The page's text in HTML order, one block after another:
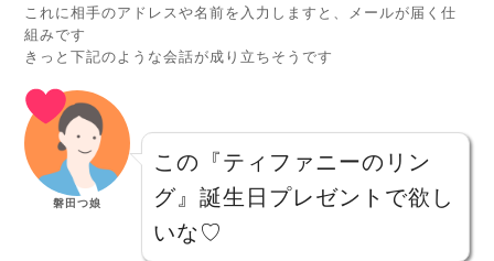
これに相手のアドレスや名前を入力しますと、メールが届く仕
組みです
きっと下記のような会話が成り立ちそうです
磐田つ娘
この『ティファニーのリン
グ』誕生日プレゼントで欲し
いな♡